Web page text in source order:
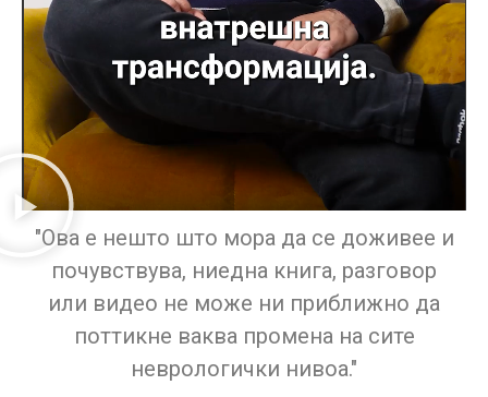
"Ова е нешто што мора да се доживее и
почувствува, ниедна книга, разговор
или видео не може ни приближно да
поттикне ваква промена на сите
неврологички нивоа."